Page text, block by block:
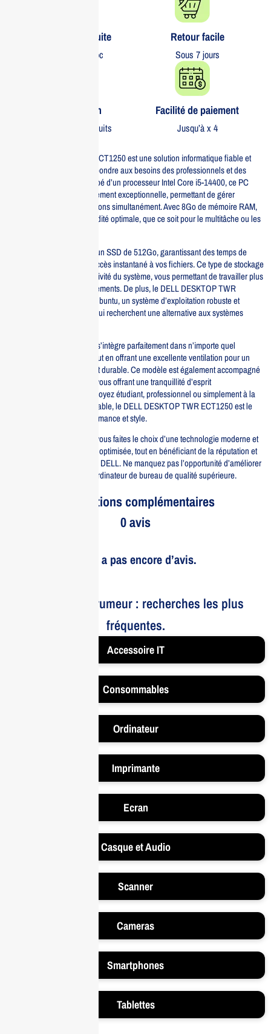
Livraison gratuite​
partout au Maroc
Retour facile​
Sous 7 jours
Garantie 1 an
Sur tous nos produits
Facilité de paiement
Jusqu’à x 4
Le DELL DESKTOP TWR ECT1250 est une solution informatique fiable et
performante, conçu pour répondre aux besoins des professionnels et des
utilisateurs à domicile. Équipé d’un processeur Intel Core i5-14400, ce PC
offre une puissance de traitement exceptionnelle, permettant de gérer
aisément plusieurs applications simultanément. Avec 8Go de mémoire RAM,
vous bénéficierez d’une fluidité optimale, que ce soit pour le multitâche ou les
Le stockage est assuré par un SSD de 512Go, garantissant des temps de
chargement rapides et un accès instantané à vos fichiers. Ce type de stockage
améliore également la réactivité du système, vous permettant de travailler plus
efficacement sans ralentissements. De plus, le DELL DESKTOP TWR
ECT1250 fonctionne sous Ubuntu, un système d’exploitation robuste et
sécurisé, parfait pour ceux qui recherchent une alternative aux systèmes
Son design élégant en noir s’intègre parfaitement dans n’importe quel
environnement de travail, tout en offrant une excellente ventilation pour un
fonctionnement silencieux et durable. Ce modèle est également accompagné
d’une garantie de 12 mois, vous offrant une tranquillité d’esprit
supplémentaire. Que vous soyez étudiant, professionnel ou simplement à la
recherche d’un ordinateur fiable, le DELL DESKTOP TWR ECT1250 est le
choix idéal pour allier performance et style.
En optant pour ce desktop, vous faites le choix d’une technologie moderne et
d’une expérience utilisateur optimisée, tout en bénéficiant de la réputation et
du savoir-faire de la marque DELL. Ne manquez pas l’opportunité d’améliorer
votre productivité avec cet ordinateur de bureau de qualité supérieure.
Informations complémentaires
0 avis
Il n’y a pas encore d’avis.
Le bruit et la rumeur : recherches les plus
fréquentes.
Accessoire IT
Consommables
Ordinateur
Imprimante
Ecran
Casque et Audio
Scanner
Cameras
Smartphones
Tablettes